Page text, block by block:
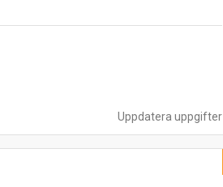
Uppdatera uppgifter